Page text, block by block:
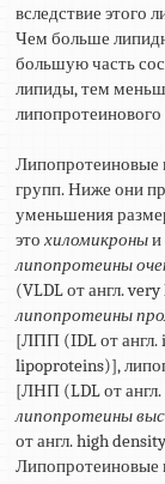
вследствие этого
Чем больше
большую часть
липиды, тем
липопротеинового
Липопротеиновые
групп. Ниже они
уменьшения
этохиломикроныи
липопротеины
(VLDL от англ.
липопротеины
[ЛПП (IDL от англ.
lipoproteins)],
[ЛНП (LDL от
липопротеины
от англ. high
Липопротеиновые